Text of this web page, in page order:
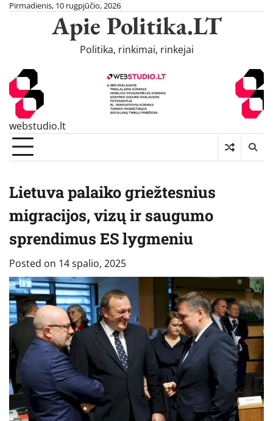
SkipPirmadienis, 10 rugpjūčio, 2026
Apie Politika.LT
Politika, rinkimai, rinkejai
webstudio.lt
Lietuva palaiko griežtesnius
migracijos, vizų ir saugumo
sprendimus ES lygmeniu
Posted on 14 spalio, 2025